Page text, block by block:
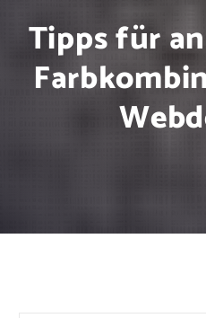
Tipps für